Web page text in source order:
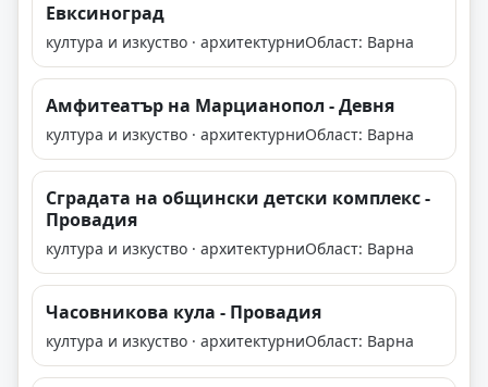
Евксиноград
култура и изкуство · архитектурниОбласт: Варна
Амфитеатър на Марцианопол - Девня
култура и изкуство · архитектурниОбласт: Варна
Сградата на общински детски комплекс -
Провадия
култура и изкуство · архитектурниОбласт: Варна
Часовникова кула - Провадия
култура и изкуство · архитектурниОбласт: Варна